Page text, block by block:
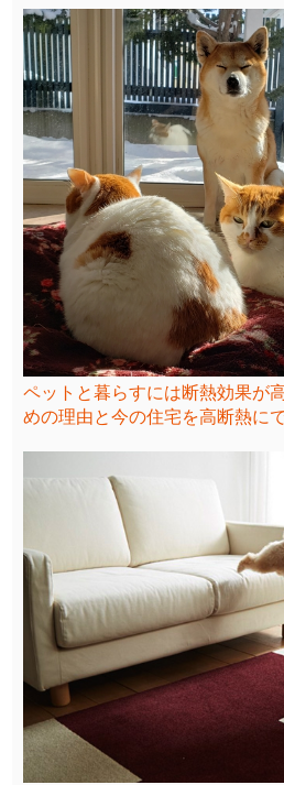
ペットと暮らすには断熱効果が
めの理由と今の住宅を高断熱に